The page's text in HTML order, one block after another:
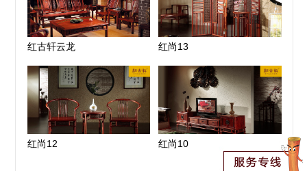
红古轩云龙 红尚13
红尚12 红尚10